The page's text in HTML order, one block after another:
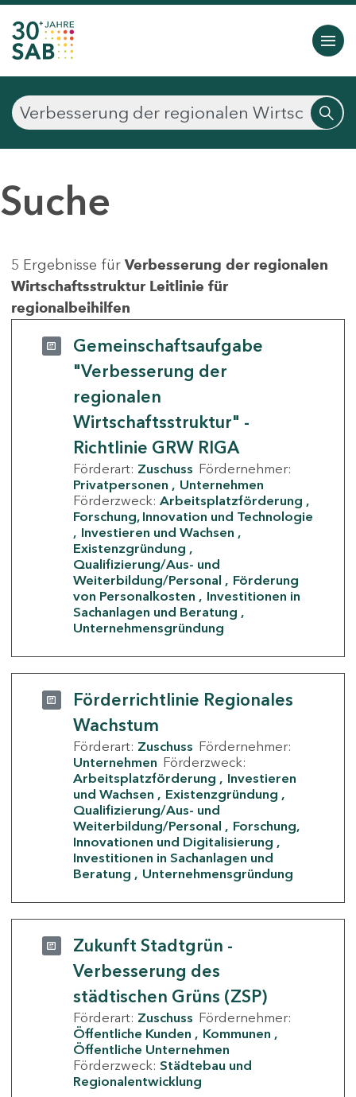
Suche
5 Ergebnisse für Verbesserung der regionalen
Wirtschaftsstruktur Leitlinie für
regionalbeihilfen
Gemeinschaftsaufgabe
"Verbesserung der
regionalen
Wirtschaftsstruktur" -
Richtlinie GRW RIGA
Förderart: Zuschuss Fördernehmer:
Privatpersonen
Unternehmen
Förderzweck: Arbeitsplatzförderung
Forschung, Innovation und Technologie
Investieren und Wachsen
Existenzgründung
Qualifizierung/Aus- und
Weiterbildung/Personal
Förderung
von Personalkosten
Investitionen in
Sachanlagen und Beratung
Unternehmensgründung
Förderrichtlinie Regionales
Wachstum
Förderart: Zuschuss Fördernehmer:
Unternehmen Förderzweck:
Arbeitsplatzförderung
Investieren
und Wachsen
Existenzgründung
Qualifizierung/Aus- und
Weiterbildung/Personal
Forschung,
Innovationen und Digitalisierung
Investitionen in Sachanlagen und
Beratung
Unternehmensgründung
Zukunft Stadtgrün -
Verbesserung des
städtischen Grüns (ZSP)
Förderart: Zuschuss Fördernehmer:
Öffentliche Kunden
Kommunen
Öffentliche Unternehmen
Förderzweck: Städtebau und
Regionalentwicklung